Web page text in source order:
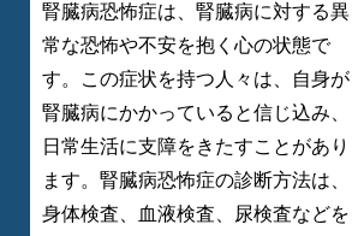
腎臓病恐怖症は、腎臓病に対する異
常な恐怖や不安を抱く心の状態で
す。この症状を持つ人々は、自身が
腎臓病にかかっていると信じ込み、
日常生活に支障をきたすことがあり
ます。腎臓病恐怖症の診断方法は、
身体検査、血液検査、尿検査などを